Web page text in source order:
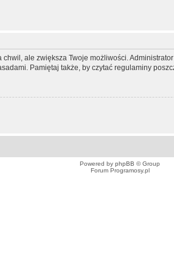
ale zwiększa Twoje możliwości.
Pamiętaj także, by czytać regulaminy
Powered by phpBB © Group
Forum Programosy.pl